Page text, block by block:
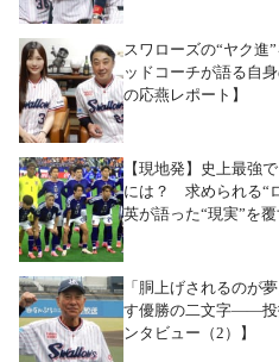
スワローズの“ヤク
ッドコーチが語る自
の応燕レポート】
【現地発】史上最強
には？ 求められる“
英が語った“現実”を
「胴上げされるのが
す優勝の二文字――投
ンタビュー（2）】